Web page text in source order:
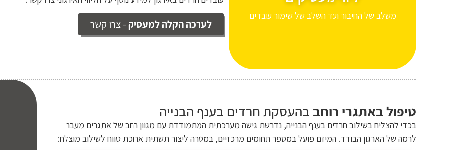
משלב של החיבור ועד השלב של שימור עובדים
לערכה הקלה למעסיק- צרו קשר
טיפול באתגרי רוחב בהעסקת חרדים בענף הבנייה
בכדי להצליח בשילוב חרדים בענף הבנייה, נדרשת גישה מערכתית המתמודדת עם מגוון רחב של אתגרים מעבר
לרמה של הארגון הבודד. המיזם פועל במספר תחומים מרכזיים, במטרה ליצור תשתית ארוכת טווח לשילוב מוצלח: